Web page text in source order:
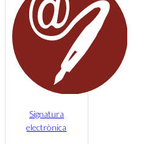
Signatura
electrònica